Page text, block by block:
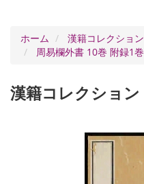
ホーム
漢籍コレクション
周易欄外書 10巻 附録1巻
漢籍コレクション